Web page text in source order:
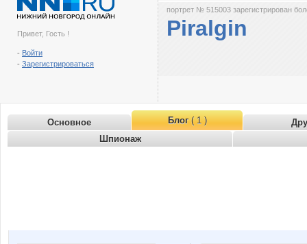
Привет, Гость !
- Войти
- Зарегистрироваться
портрет № 515003 зарегистрирован
Piralgin
Основное Блог( 1 )
Шпионаж